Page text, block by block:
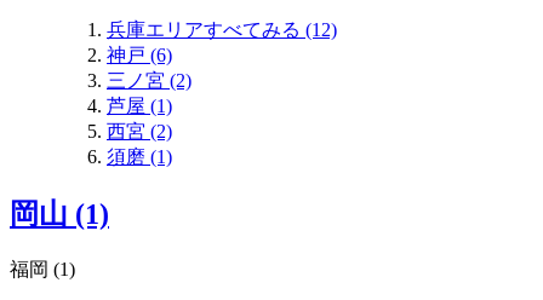
兵庫エリアすべてみる (12)
神戸 (6)
三ノ宮 (2)
芦屋 (1)
西宮 (2)
須磨 (1)
岡山 (1)
福岡 (1)